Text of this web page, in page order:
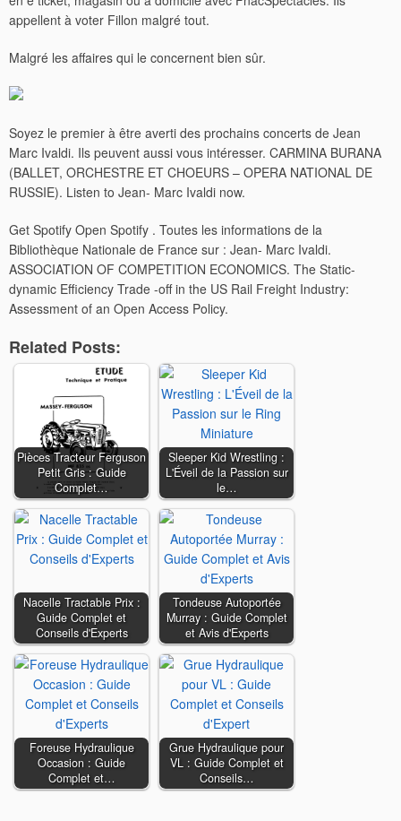
appellent à voter Fillon malgré tout.
Malgré les affaires qui le concernent bien sûr.
Soyez le premier à être averti des prochains concerts de Jean
Marc Ivaldi. Ils peuvent aussi vous intéresser. CARMINA BURANA
(BALLET, ORCHESTRE ET CHOEURS – OPERA NATIONAL DE
RUSSIE). Listen to Jean- Marc Ivaldi now.
Get Spotify Open Spotify . Toutes les informations de la
Bibliothèque Nationale de France sur : Jean- Marc Ivaldi.
ASSOCIATION OF COMPETITION ECONOMICS. The Static-
dynamic Efficiency Trade -off in the US Rail Freight Industry:
Assessment of an Open Access Policy.
Related Posts:
Pièces Tracteur Ferguson
Petit Gris : Guide
Complet…
Sleeper Kid Wrestling :
L'Éveil de la Passion sur
le…
Nacelle Tractable Prix :
Guide Complet et
Conseils d'Experts
Tondeuse Autoportée
Murray : Guide Complet
et Avis d'Experts
Foreuse Hydraulique
Occasion : Guide
Complet et…
Grue Hydraulique pour
VL : Guide Complet et
Conseils…